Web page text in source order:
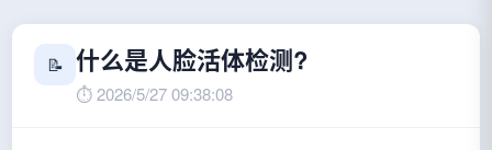
📝 什么是人脸活体检测?
⏱ 2026/5/27 09:38:08